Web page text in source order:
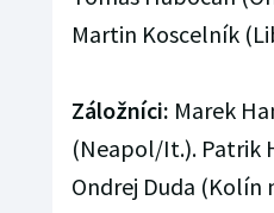
Martin Koscelník
Záložníci: Marek
(Neapol/It.). Patrik
Ondrej Duda (Kolín